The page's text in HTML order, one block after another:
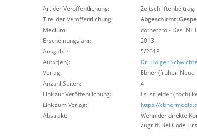
Art der Veröffentlichung:
Zeitschriftenbeitrag
Titel der Veröffentlichung:
Abgeschirmt:
Medium:
dotnetpro - Das
Erscheinungsjahr:
2013
Ausgabe:
5/2013
Autor(en):
Dr. Holger
Verlag:
Ebner (früher: Neue
Anzahl Seiten:
4
Link zur Veröffentlichung:
Es ist leider (noch)
Link zum Verlag:
https://
Abstrakt:
Wenn der direkte
Zugriff. Bei Code